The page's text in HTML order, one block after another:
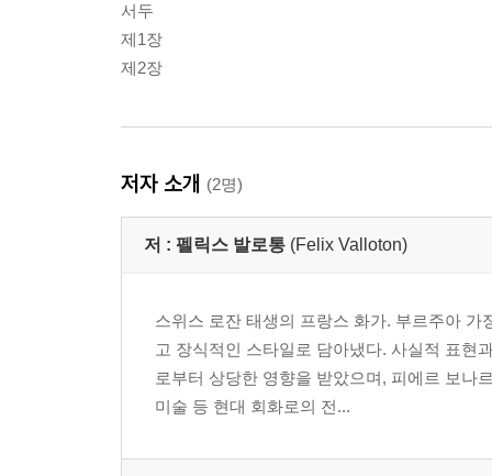
서두
제1장
제2장
저자 소개 (2명)
저 : 펠릭스 발로통 (Felix Valloton)
스위스 로잔 태생의 프랑스 화가. 부르주아
고 장식적인 스타일로 담아냈다. 사실적 표현
로부터 상당한 영향을 받았으며, 피에르 보나
미술 등 현대 회화로의 전...